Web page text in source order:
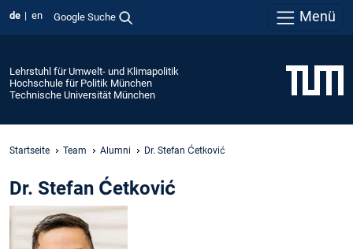
de en Google Suche Menü
Lehrstuhl für Umwelt- und Klimapolitik
Hochschule für Politik München
Technische Universität München
Startseite Team Alumni Dr. Stefan Ćetković
Dr. Stefan Ćetković